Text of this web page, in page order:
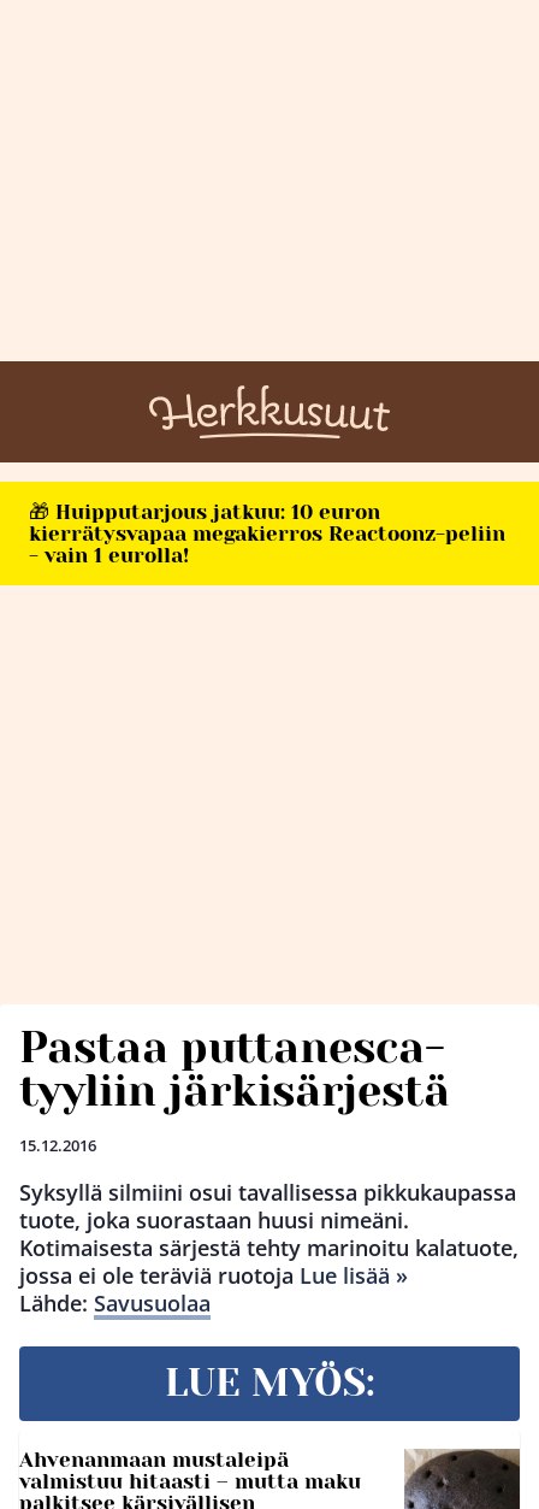
🎁 Huipputarjous jatkuu: 10 euron
kierrätysvapaa megakierros Reactoonz-peliin
- vain 1 eurolla!
Pastaa puttanesca-
tyyliin järkisärjestä
15.12.2016
Syksyllä silmiini osui tavallisessa pikkukaupassa
tuote, joka suorastaan huusi nimeäni.
Kotimaisesta särjestä tehty marinoitu kalatuote,
jossa ei ole teräviä ruotoja Lue lisää »
Lähde: Savusuolaa
LUE MYÖS:
Ahvenanmaan mustaleipä
valmistuu hitaasti – mutta maku
palkitsee kärsivällisen